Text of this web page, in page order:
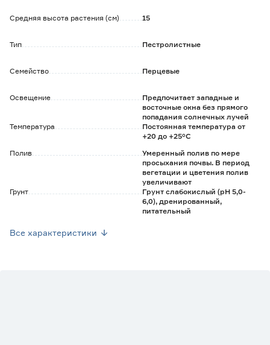
Средняя высота растения (см) 15
Тип Пестролистные
Семейство Перцевые
Освещение
Предпочитает западные и
восточные окна без прямого
попадания солнечных лучей
Температура
Постоянная температура от
+20 до +25°C
Полив
Умеренный полив по мере
просыхания почвы. В период
вегетации и цветения полив
увеличивают
Грунт
Грунт слабокислый (pH 5,0-
6,0), дренированный,
питательный
Все характеристики